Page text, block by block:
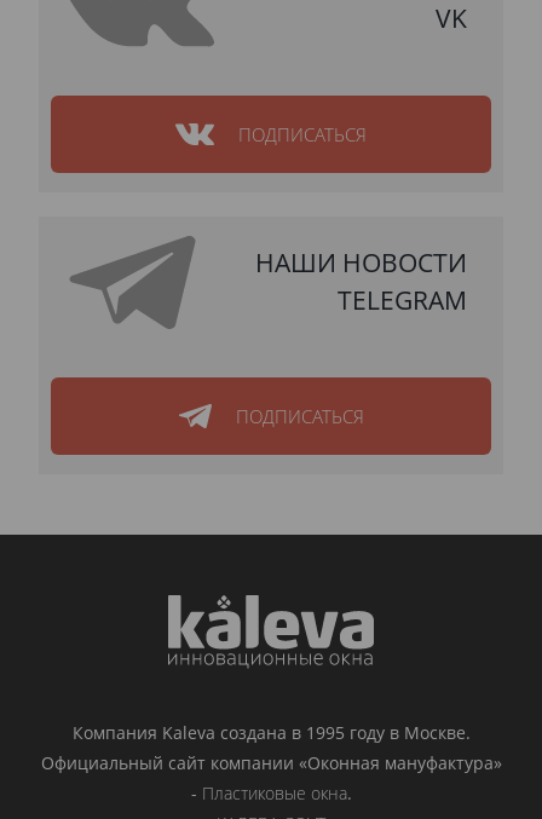
VK
ПОДПИСАТЬСЯ
НАШИ НОВОСТИ
TELEGRAM
ПОДПИСАТЬСЯ
Компания Kaleva создана в 1995 году в Москве.
Официальный сайт компании «Оконная мануфактура»
- Пластиковые окна.